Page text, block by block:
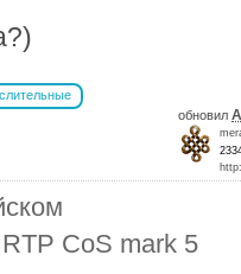
обновил
CoS mark 5